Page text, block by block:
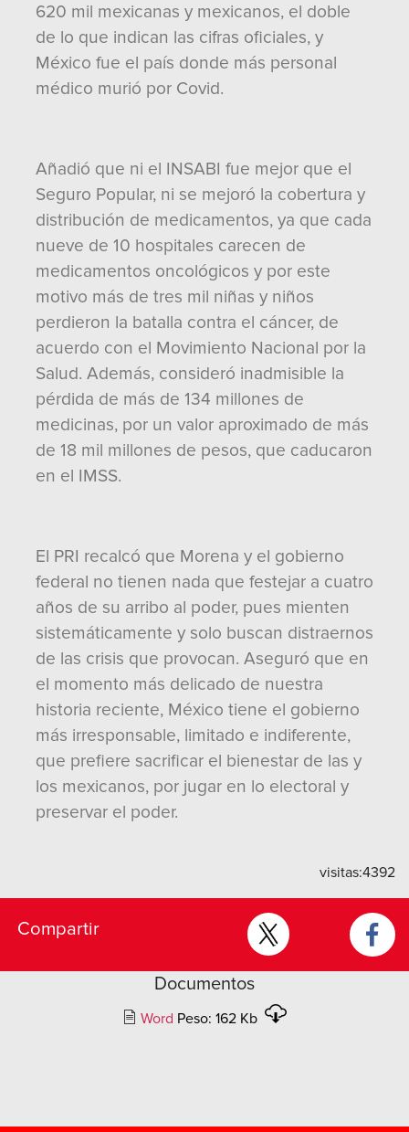
620 mil mexicanas y mexicanos, el doble
de lo que indican las cifras oficiales, y
México fue el país donde más personal
médico murió por Covid.
Añadió que ni el INSABI fue mejor que el
Seguro Popular, ni se mejoró la cobertura y
distribución de medicamentos, ya que cada
nueve de 10 hospitales carecen de
medicamentos oncológicos y por este
motivo más de tres mil niñas y niños
perdieron la batalla contra el cáncer, de
acuerdo con el Movimiento Nacional por la
Salud. Además, consideró inadmisible la
pérdida de más de 134 millones de
medicinas, por un valor aproximado de más
de 18 mil millones de pesos, que caducaron
en el IMSS.
El PRI recalcó que Morena y el gobierno
federal no tienen nada que festejar a cuatro
años de su arribo al poder, pues mienten
sistemáticamente y solo buscan distraernos
de las crisis que provocan. Aseguró que en
el momento más delicado de nuestra
historia reciente, México tiene el gobierno
más irresponsable, limitado e indiferente,
que prefiere sacrificar el bienestar de las y
los mexicanos, por jugar en lo electoral y
preservar el poder.
visitas:4392
Compartir
Documentos
Word Peso: 162 Kb